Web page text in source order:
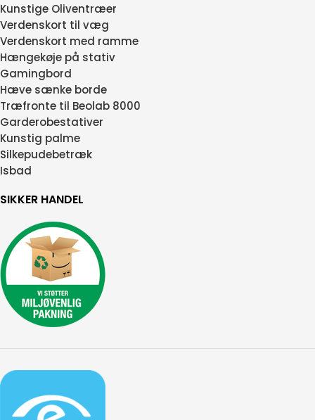
Kunstige Oliventræer
Verdenskort til væg
Verdenskort med ramme
Hængekøje på stativ
Gamingbord
Hæve sænke borde
Træfronte til Beolab 8000
Garderobestativer
Kunstig palme
Silkepudebetræk
Isbad
SIKKER HANDEL